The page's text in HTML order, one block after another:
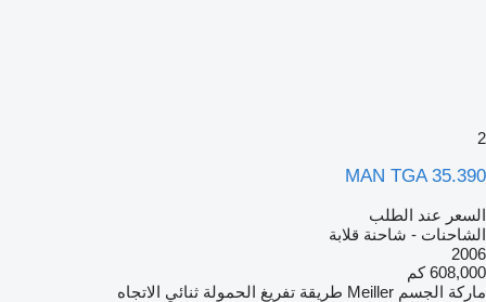
2
MAN TGA 35.390
السعر عند الطلب
الشاحنات - شاحنة قلابة
2006
608,000 كم
ماركة الجسم Meiller طريقة تفريغ الحمولة ثنائي الاتجاه